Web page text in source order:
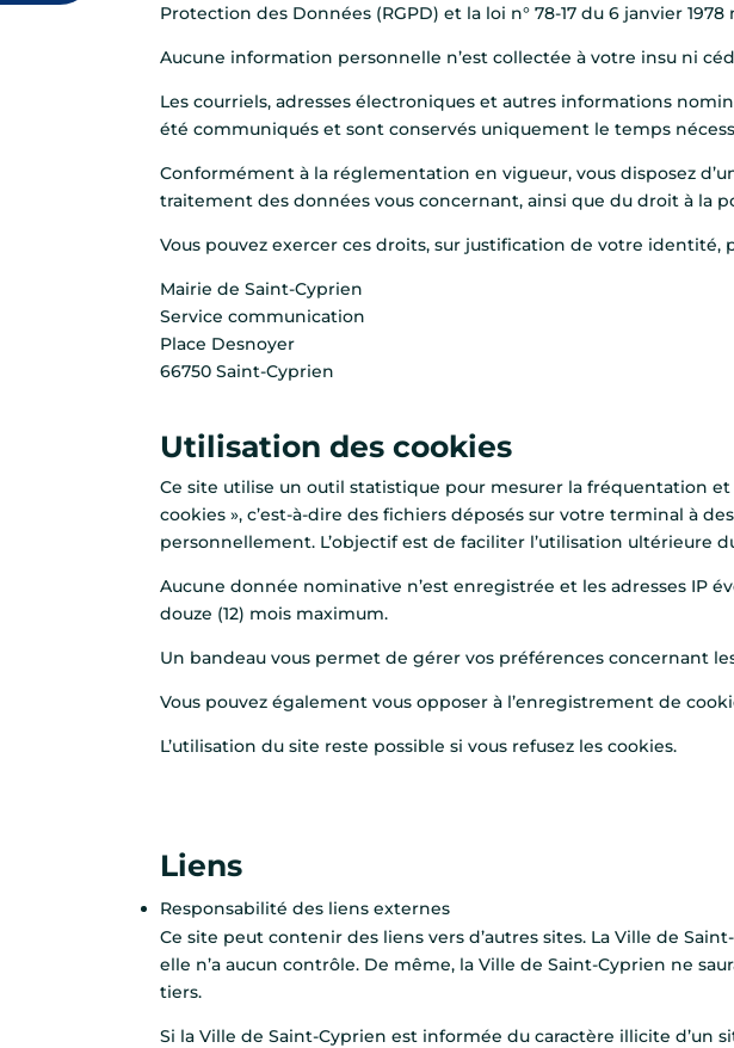
Protection des Données (RGPD) et la loi n° 78-17 du 6 janvier 1978
Aucune information personnelle n’est collectée à votre insu ni
Les courriels, adresses électroniques et autres informations
été communiqués et sont conservés uniquement le temps
Conformément à la réglementation en vigueur, vous disposez
traitement des données vous concernant, ainsi que du droit à la
Vous pouvez exercer ces droits, sur justification de votre identité,
Mairie de Saint-Cyprien
Service communication
Place Desnoyer
66750 Saint-Cyprien
Utilisation des cookies
Ce site utilise un outil statistique pour mesurer la fréquentation
cookies », c’est-à-dire des fichiers déposés sur votre terminal à
personnellement. L’objectif est de faciliter l’utilisation ultérieure
Aucune donnée nominative n’est enregistrée et les adresses IP
douze (12) mois maximum.
Un bandeau vous permet de gérer vos préférences concernant
Vous pouvez également vous opposer à l’enregistrement de
L’utilisation du site reste possible si vous refusez les cookies.
Liens
Responsabilité des liens externes
Ce site peut contenir des liens vers d’autres sites. La Ville de
elle n’a aucun contrôle. De même, la Ville de Saint-Cyprien ne
tiers.
Si la Ville de Saint-Cyprien est informée du caractère illicite d’un